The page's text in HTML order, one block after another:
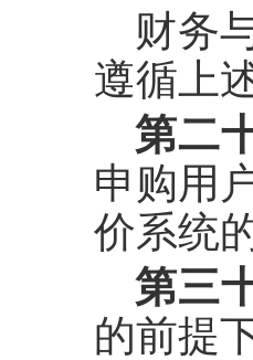
财务
遵循上
第二
申购用
价系统
第三
的前提